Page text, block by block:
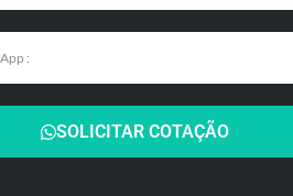
SOLICITAR COTAÇÃO